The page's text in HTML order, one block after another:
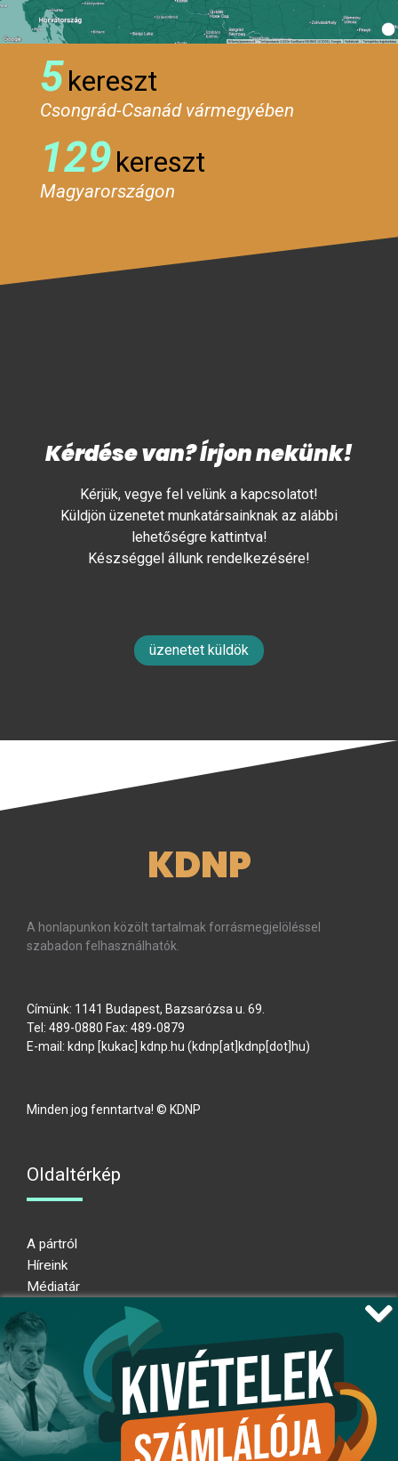
5kereszt
Csongrád-Csanád vármegyében
129kereszt
Magyarországon
Kérdése van? Írjon nekünk!
Kérjük, vegye fel velünk a kapcsolatot!
Küldjön üzenetet munkatársainknak az alábbi
lehetőségre kattintva!
Készséggel állunk rendelkezésére!
üzenetet küldök
KDNP
A honlapunkon közölt tartalmak forrásmegjelöléssel
szabadon felhasználhatók.
Címünk: 1141 Budapest, Bazsarózsa u. 69.
Tel: 489-0880 Fax: 489-0879
E-mail: kdnp [kukac] kdnp hu (kdnp[at]kdnp[dot]hu)
Minden jog fenntartva! © KDNP
Oldaltérkép
A pártról
Híreink
Médiatár
Adatkezelési nyilatkozat
Átláthatósági nyilatkozat
Ugrás az oldal tetejére
Kövessen minket!